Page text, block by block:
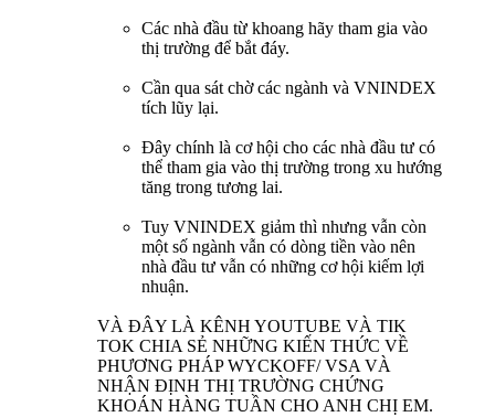
Các nhà đầu từ khoang hãy tham gia vào
thị trường để bắt đáy.
Cần qua sát chờ các ngành và VNINDEX
tích lũy lại.
Đây chính là cơ hội cho các nhà đầu tư có
thể tham gia vào thị trường trong xu hướng
tăng trong tương lai.
Tuy VNINDEX giảm thì nhưng vẫn còn
một số ngành vẫn có dòng tiền vào nên
nhà đầu tư vẫn có những cơ hội kiếm lợi
nhuận.
VÀ ĐÂY LÀ KÊNH YOUTUBE VÀ TIK
TOK CHIA SẺ NHỮNG KIẾN THỨC VỀ
PHƯƠNG PHÁP WYCKOFF/ VSA VÀ
NHẬN ĐỊNH THỊ TRƯỜNG CHỨNG
KHOÁN HÀNG TUẦN CHO ANH CHỊ EM.